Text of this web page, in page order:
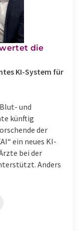
die
KI-System für
und
künftig
der
ein neues KI-
bei der
Anders